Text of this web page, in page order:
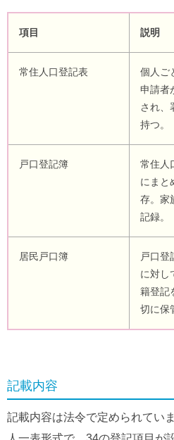
項目 説明
常住人口登記表
個人ご
申請者
され、
持つ。
戸口登記簿
常住人
にまと
存。家
記録。
居民戸口簿
戸口登
に対し
籍登記
切に保
記載内容
記載内容は法令で定められてい